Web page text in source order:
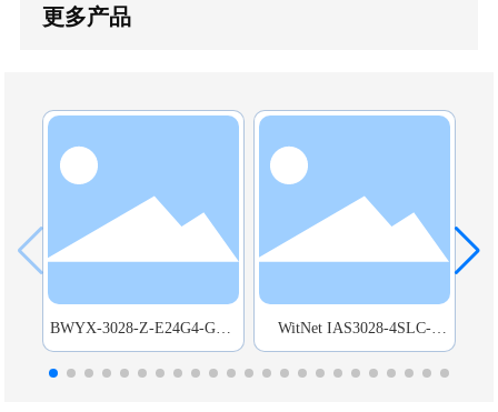
更多产品
BWYX-3028-Z-E24G4-GZK
变电站网络交换机
WitNet IAS3028-4SLC-
24GT-HVD